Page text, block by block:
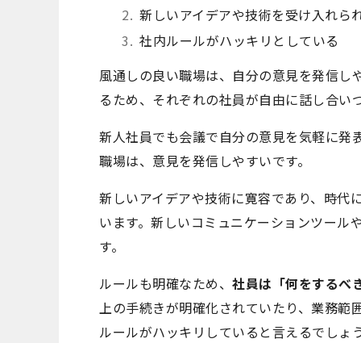
新しいアイデアや技術を受け入れら
社内ルールがハッキリとしている
風通しの良い職場は、自分の意見を発信し
るため、それぞれの社員が自由に話し合い
新人社員でも会議で自分の意見を気軽に発
職場は、意見を発信しやすいです。
新しいアイデアや技術に寛容であり、時代
います。新しいコミュニケーションツー
す。
ルールも明確なため、 社員は「何をするべ
上の手続きが明確化されていたり、業務範
ルールがハッキリしていると言えるでしょ